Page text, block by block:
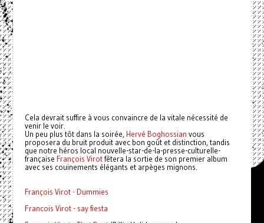
Cela devrait suffire à vous convaincre de la vitale nécessité de
venir le voir.
Un peu plus tôt dans la soirée, Hervé Boghossian vous
proposera du bruit produit avec bon goût et distinction, tandis
que notre héros local nouvelle-star-de-la-presse-culturelle-
française François Virotfêtera la sortie de son premier album
avec ses couinements élégants et arpèges mignons.
François Virot - Dummies
Francois Virot - say fiesta